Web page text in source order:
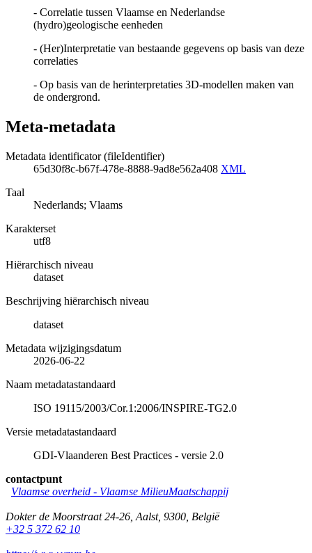
- Correlatie tussen Vlaamse en Nederlandse
(hydro)geologische eenheden
- (Her)Interpretatie van bestaande gegevens op basis van deze
correlaties
- Op basis van de herinterpretaties 3D-modellen maken van
de ondergrond.
Meta-metadata
Metadata identificator (fileIdentifier)
65d30f8c-b67f-478e-8888-9ad8e562a408 XML
Taal
Nederlands; Vlaams
Karakterset
utf8
Hiërarchisch niveau
dataset
Beschrijving hiërarchisch niveau
dataset
Metadata wijzigingsdatum
2026-06-22
Naam metadatastandaard
ISO 19115/2003/Cor.1:2006/INSPIRE-TG2.0
Versie metadatastandaard
GDI-Vlaanderen Best Practices - versie 2.0
contactpunt
Vlaamse overheid - Vlaamse MilieuMaatschappij
Dokter de Moorstraat 24-26 Aalst, 9300 België
+32 5 372 62 10